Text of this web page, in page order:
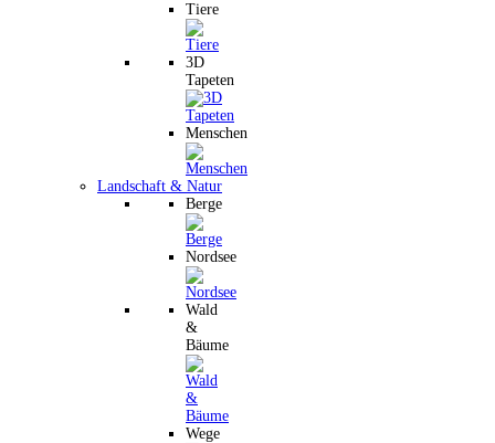
Tiere
3D
Tapeten
Menschen
Landschaft & Natur
Berge
Nordsee
Wald
&
Bäume
Wege